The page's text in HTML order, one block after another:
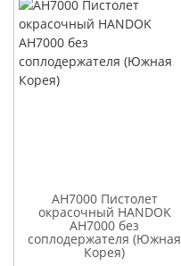
AH7000 Пистолет
окрасочный HANDOK
AH7000 без
соплодержателя (Южная
Корея)